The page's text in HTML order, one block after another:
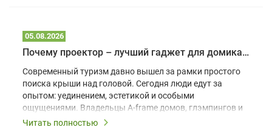
05.08.2026
Почему проектор – лучший гаджет для домика в глэмпинге
Современный туризм давно вышел за рамки простого
поиска крыши над головой. Сегодня люди едут за
опытом: уединением, эстетикой и особыми
ощущениями. Владельцы A-frame домов, глэмпингов и
шале понимают, что конкуренция растет, и
Читать полностью